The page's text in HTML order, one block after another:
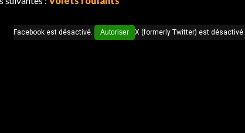
X (formerly Twitter) est désactivé.
Facebook est désactivé. Autoriser